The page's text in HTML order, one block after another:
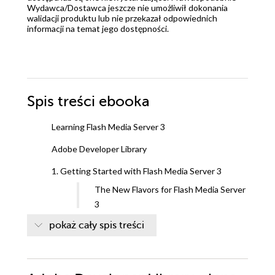
Wydawca/Dostawca jeszcze nie umożliwił dokonania
walidacji produktu lub nie przekazał odpowiednich
informacji na temat jego dostępności.
Spis treści ebooka
Learning Flash Media Server 3
Adobe Developer Library
1. Getting Started with Flash Media Server 3
The New Flavors for Flash Media Server
3
What Is a Media Server?
pokaż cały spis treści